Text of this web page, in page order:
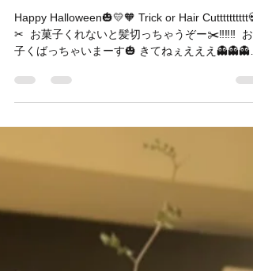
2025年10月31日
読了時間: 2分
“trick or treat “👻🎃
Happy Halloween🎃💛🧡 Trick or Hair Cutttttttttt💀
👻👻👻👻 ⁡ ⁡ [Halloween Campaign] We are waiting
例年11月、12月は年末が近くなり、ご予約が取
にくくなる時期となります💦週末はすでにご予約
お早目のご予約をおすすめ致します🙇‍♀️💦申し訳ご
ざいません🙇‍♂️ ⁡ ⚠️12月27日、28日、1月4日はお電
話、もしくはご来店のお客様のみのご予約とさせ
ていただきます。まだ空きはございますので、お